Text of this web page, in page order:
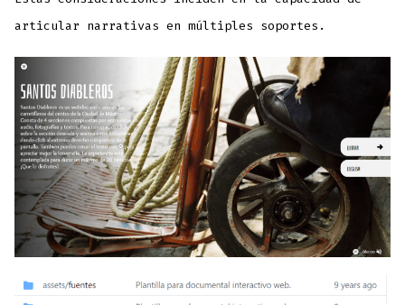
articular narrativas en múltiples soportes.